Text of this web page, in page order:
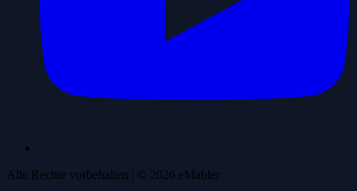
Alle Rechte vorbehalten | © 2026 eMabler